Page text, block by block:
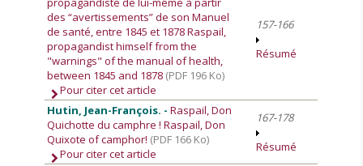
des “avertissements” de son Manuel
de santé, entre 1845 et 1878 Raspail,
propagandist himself from the
"warnings" of the manual of health,
between 1845 and 1878 (PDF 196 Ko)
Pour citer cet article
157-166
Résumé
Hutin, Jean-François. -Raspail, Don
Quichotte du camphre ! Raspail, Don
Quixote of camphor! (PDF 166 Ko)
Pour citer cet article
167-178
Résumé